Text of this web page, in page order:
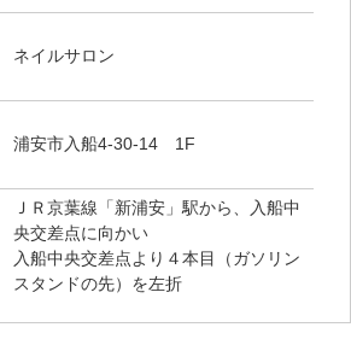
ネイルサロン
浦安市入船4-30-14 1F
ＪＲ京葉線「新浦安」駅から、入船中
央交差点に向かい
入船中央交差点より４本目（ガソリン
スタンドの先）を左折